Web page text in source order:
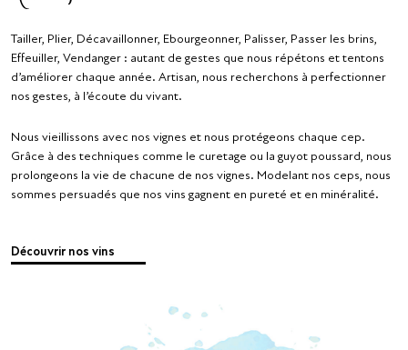
Tailler, Plier, Décavaillonner, Ebourgeonner, Palisser, Passer les brins,
Effeuiller, Vendanger : autant de gestes que nous répétons et tentons
d’améliorer chaque année. Artisan, nous recherchons à perfectionner
nos gestes, à l’écoute du vivant.
Nous vieillissons avec nos vignes et nous protégeons chaque cep.
Grâce à des techniques comme le curetage ou la guyot poussard, nous
prolongeons la vie de chacune de nos vignes. Modelant nos ceps, nous
sommes persuadés que nos vins gagnent en pureté et en minéralité.
Découvrir nos vins